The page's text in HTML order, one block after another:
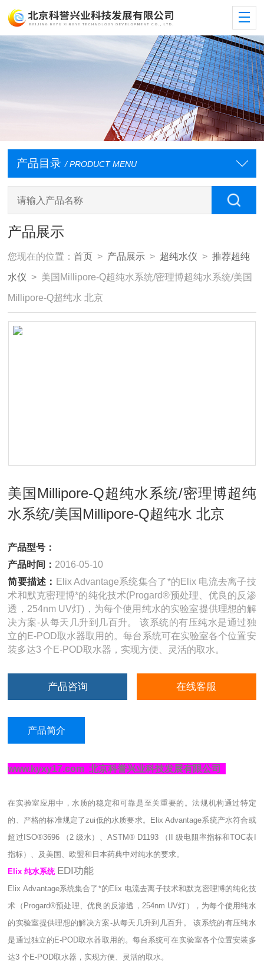
产品目录 / PRODUCT MENU
产品展示
您现在的位置：首页 > 产品展示 > 超纯水仪 >推荐超纯
水仪 > 美国Millipore-Q超纯水系统/密理博超纯水系统/美国
Millipore-Q超纯水 北京
美国Millipore-Q超纯水系统/密理博超纯
水系统/美国Millipore-Q超纯水 北京
产品型号：
产品时间： 2016-05-10
简要描述： Elix Advantage系统集合了*的Elix 电流去离子技
术和默克密理博*的纯化技术(Progard®预处理、优良的反渗
透，254nm UV灯)，为每个使用纯水的实验室提供理想的解
决方案-从每天几升到几百升。 该系统的有压纯水是通过独
立的E-POD取水器取用的。每台系统可在实验室各个位置安
装多达3 个E-POD取水器，实现方便、灵活的取水。
产品咨询 在线客服
产品简介
www.kyxy17.com 北京科誉兴业科技发展有限公司
在实验室应用中，水质的稳定和可靠是至关重要的。法规机构通过特定
的、严格的标准规定了zui低的水质要求。Elix Advantage系统产水符合或
超过ISO®3696 （2 级水）、ASTM® D1193 （II 级电阻率指标和TOC表I
指标）、及美国、欧盟和日本药典中对纯水的要求。
Elix 纯水系统 EDI功能
Elix Advantage系统集合了*的Elix 电流去离子技术和默克密理博的纯化技
术（Progard®预处理、优良的反渗透，254nm UV灯），为每个使用纯水
的实验室提供理想的解决方案-从每天几升到几百升。 该系统的有压纯水
是通过独立的E-POD取水器取用的。每台系统可在实验室各个位置安装多
达3 个E-POD取水器，实现方便、灵活的取水。